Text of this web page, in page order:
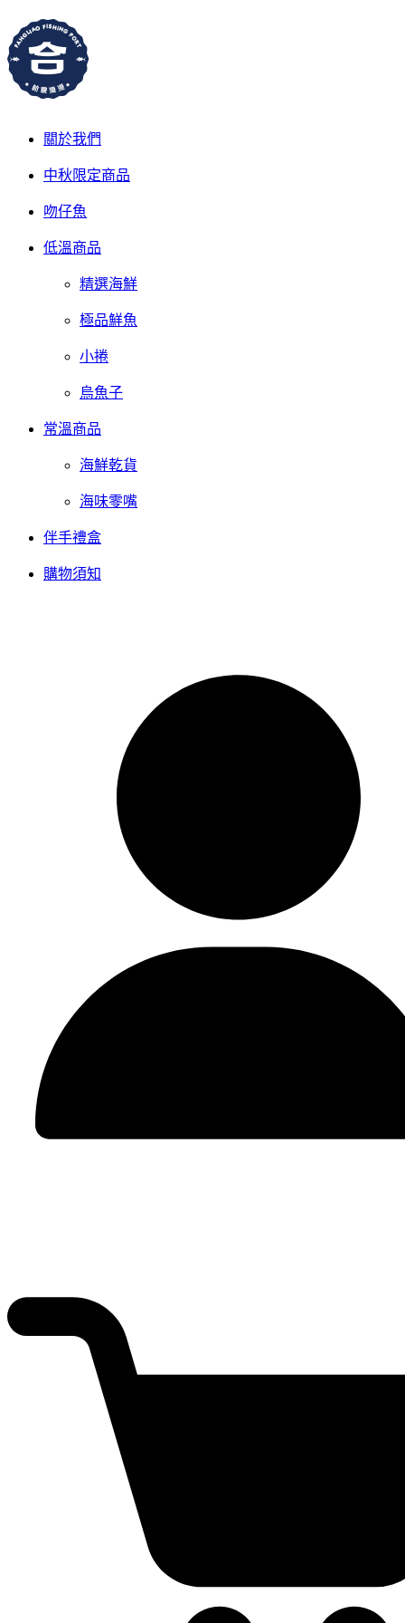
關於我們
中秋限定商品
吻仔魚
低溫商品
精選海鮮
極品鮮魚
小捲
烏魚子
常溫商品
海鮮乾貨
海味零嘴
伴手禮盒
購物須知